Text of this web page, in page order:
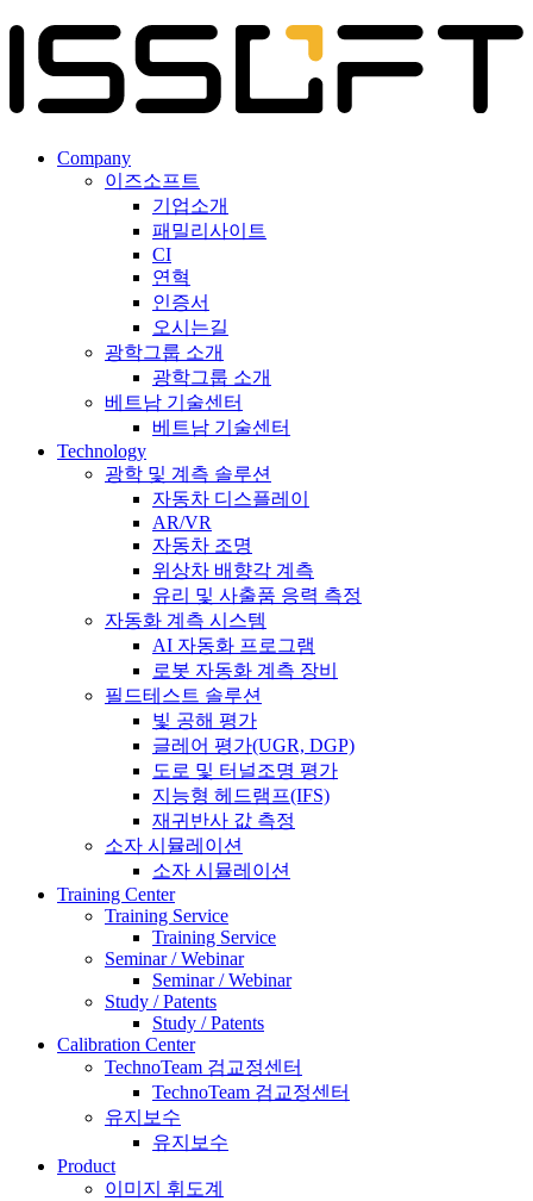
Company
이즈소프트
기업소개
패밀리사이트
CI
연혁
인증서
오시는길
광학그룹 소개
광학그룹 소개
베트남 기술센터
베트남 기술센터
Technology
광학 및 계측 솔루션
자동차 디스플레이
AR/VR
자동차 조명
위상차 배향각 계측
유리 및 사출품 응력 측정
자동화 계측 시스템
AI 자동화 프로그램
로봇 자동화 계측 장비
필드테스트 솔루션
빛 공해 평가
글레어 평가(UGR, DGP)
도로 및 터널조명 평가
지능형 헤드램프(IFS)
재귀반사 값 측정
소자 시뮬레이션
소자 시뮬레이션
Training Center
Training Service
Training Service
Seminar / Webinar
Seminar / Webinar
Study / Patents
Study / Patents
Calibration Center
TechnoTeam 검교정센터
TechnoTeam 검교정센터
유지보수
유지보수
Product
이미지 휘도계